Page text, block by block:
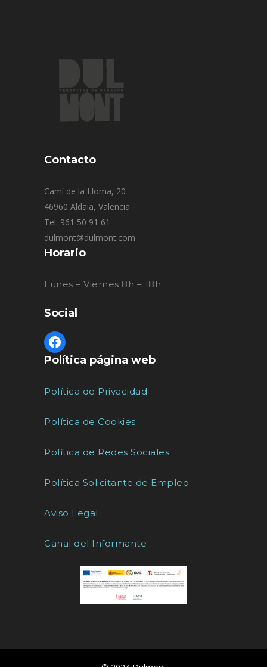
Contacto
Camí de la Lloma, 20
46960 Aldaia, Valencia
Tel: 961 50 91 61
dulmont@dulmont.com
Horario
Lunes – Viernes 8h – 18h
Social
Política página web
Política de Privacidad
Política de Cookies
Política de Redes Sociales
Política Solicitante de Empleo
Aviso Legal
Canal del Informante